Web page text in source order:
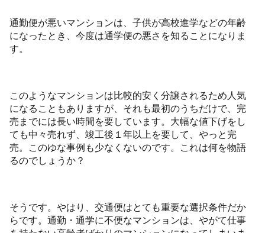
通勤便が悪いマンションは、子供が高校進学などの年齢
になったとき、今度は通学便の悪さを知ることになりま
す。
このようなマンションは比較的安く分譲されるため人気
になることもありますが、それも最初のうちだけで、完
売までには長い時間を要しています。大幅な値下げをし
ても中々売れず、竣工後１年以上を要して、やっと完
売。このゆな事例も少なくないのです。これは何を物語
るのでしょうか？
そうです。やはり、交通便はとても重要な選択条件だか
らです。通勤・通学に不便なマンションは、やがて仕事